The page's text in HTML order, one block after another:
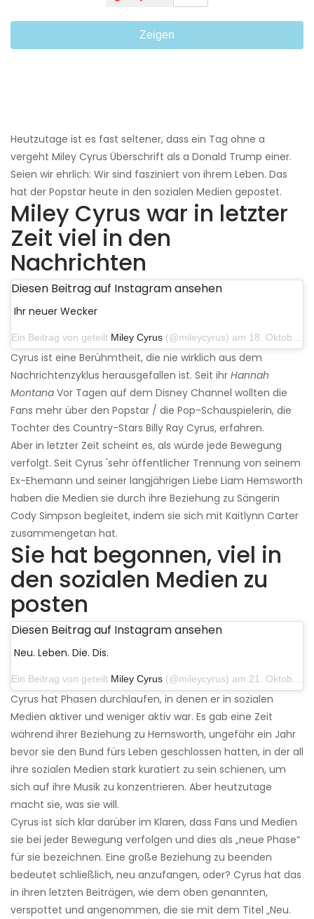
Zeigen
Heutzutage ist es fast seltener, dass ein Tag ohne a
vergeht Miley Cyrus Überschrift als a Donald Trump einer.
Seien wir ehrlich: Wir sind fasziniert von ihrem Leben. Das
hat der Popstar heute in den sozialen Medien gepostet.
Miley Cyrus war in letzter
Zeit viel in den
Nachrichten
Diesen Beitrag auf Instagram ansehen
Ihr neuer Wecker
Ein Beitrag von geteilt Miley Cyrus (@mileycyrus) am 18. Oktober 2019 um 19:03 Uhr PDT
Cyrus ist eine Berühmtheit, die nie wirklich aus dem
Nachrichtenzyklus herausgefallen ist. Seit ihr Hannah
Montana Vor Tagen auf dem Disney Channel wollten die
Fans mehr über den Popstar / die Pop-Schauspielerin, die
Tochter des Country-Stars Billy Ray Cyrus, erfahren.
Aber in letzter Zeit scheint es, als würde jede Bewegung
verfolgt. Seit Cyrus 'sehr öffentlicher Trennung von seinem
Ex-Ehemann und seiner langjährigen Liebe Liam Hemsworth
haben die Medien sie durch ihre Beziehung zu Sängerin
Cody Simpson begleitet, indem sie sich mit Kaitlynn Carter
zusammengetan hat.
Sie hat begonnen, viel in
den sozialen Medien zu
posten
Diesen Beitrag auf Instagram ansehen
Neu. Leben. Die. Dis.
Ein Beitrag von geteilt Miley Cyrus (@mileycyrus) am 21. Oktober 2019 um 12:31 Uhr PDT
Cyrus hat Phasen durchlaufen, in denen er in sozialen
Medien aktiver und weniger aktiv war. Es gab eine Zeit
während ihrer Beziehung zu Hemsworth, ungefähr ein Jahr
bevor sie den Bund fürs Leben geschlossen hatten, in der all
ihre sozialen Medien stark kuratiert zu sein schienen, um
sich auf ihre Musik zu konzentrieren. Aber heutzutage
macht sie, was sie will.
Cyrus ist sich klar darüber im Klaren, dass Fans und Medien
sie bei jeder Bewegung verfolgen und dies als „neue Phase“
für sie bezeichnen. Eine große Beziehung zu beenden
bedeutet schließlich, neu anzufangen, oder? Cyrus hat das
in ihren letzten Beiträgen, wie dem oben genannten,
verspottet und angenommen, die sie mit dem Titel „Neu.